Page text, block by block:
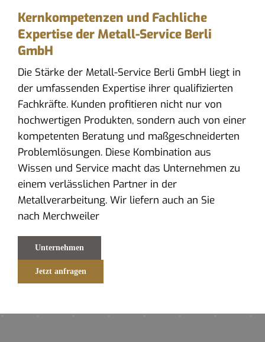
Kernkompetenzen und Fachliche
Expertise der Metall-Service Berli
GmbH
Die Stärke der Metall-Service Berli GmbH liegt in
der umfassenden Expertise ihrer qualifizierten
Fachkräfte. Kunden profitieren nicht nur von
hochwertigen Produkten, sondern auch von einer
kompetenten Beratung und maßgeschneiderten
Problemlösungen. Diese Kombination aus
Wissen und Service macht das Unternehmen zu
einem verlässlichen Partner in der
Metallverarbeitung. Wir liefern auch an Sie
nach Merchweiler
Unternehmen
Jetzt anfragen